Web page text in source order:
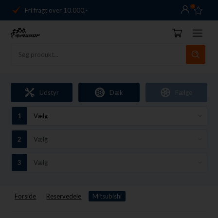
Fri fragt over 10.000,-
Danmarks førende
14 dages returret
Fri fragt over 10.000,-
Danmarks førende
14 dages returret
0
Udstyr Dæk Fælge
Forside Reservedele Mitsubishi